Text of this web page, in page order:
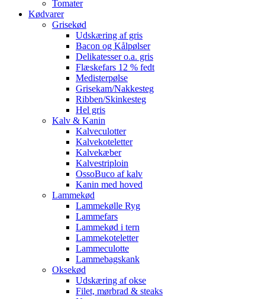
Tomater
Kødvarer
Grisekød
Udskæring af gris
Bacon og Kålpølser
Delikatesser o.a. gris
Flæskefars 12 % fedt
Medisterpølse
Grisekam/Nakkesteg
Ribben/Skinkesteg
Hel gris
Kalv & Kanin
Kalveculotter
Kalvekoteletter
Kalvekæber
Kalvestriploin
OssoBuco af kalv
Kanin med hoved
Lammekød
Lammekølle Ryg
Lammefars
Lammekød i tern
Lammekoteletter
Lammeculotte
Lammebagskank
Oksekød
Udskæring af okse
Filet, mørbrad & steaks